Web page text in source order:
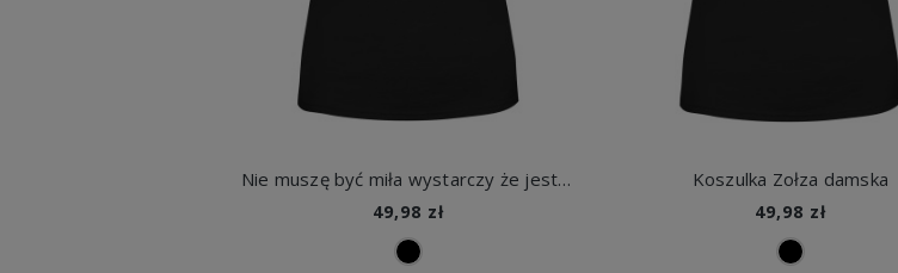
Nie muszę być miła wystarczy że jestem zajebista styl fashion kawa pewność siebie Damska koszulka
49,98 zł
Koszulka Zołza damska
49,98 zł